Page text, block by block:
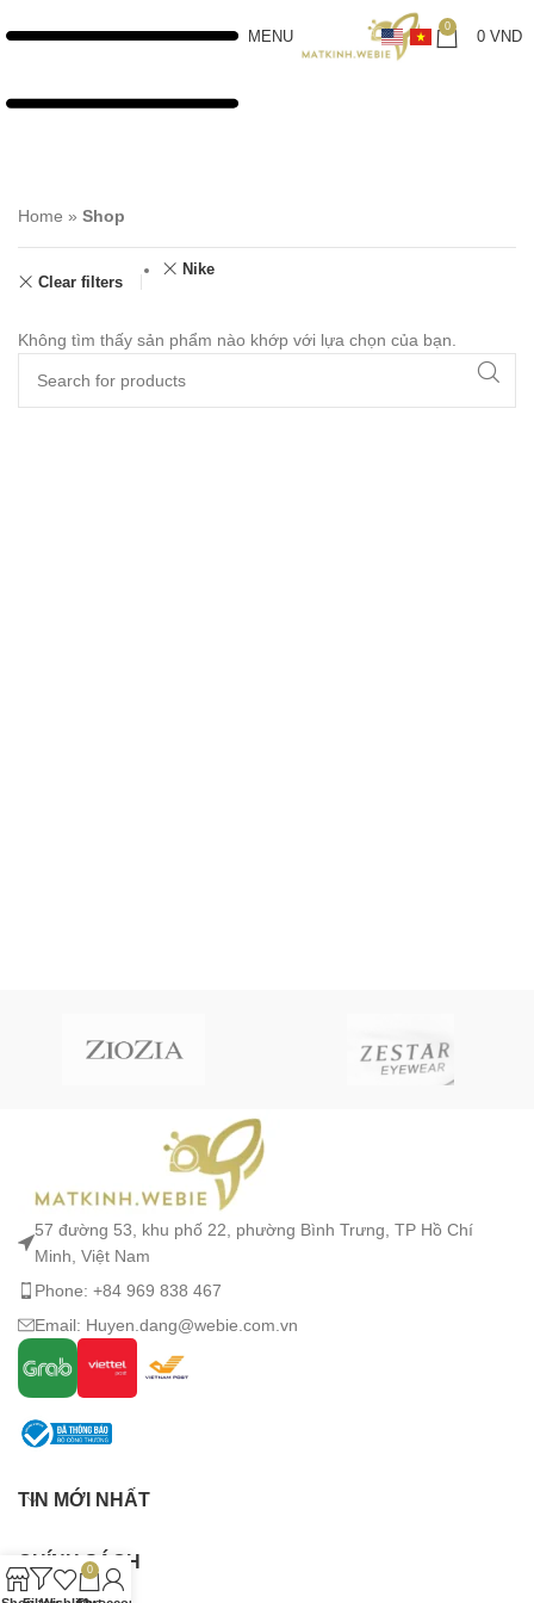
MENU
0
0 VND
Home » Shop
Clear filters
Nike
Không tìm thấy sản phẩm nào khớp với lựa chọn của bạn.
57 đường 53, khu phố 22, phường Bình Trưng, TP Hồ Chí
Minh, Việt Nam
Phone: +84 969 838 467
Email: Huyen.dang@webie.com.vn
TIN MỚI NHẤT
CHÍNH SÁCH
0